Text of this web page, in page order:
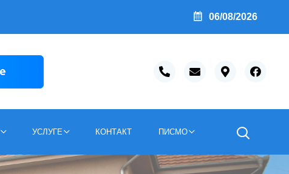
06/08/2026
УСЛУГЕ КОНТАКТ ПИСМО